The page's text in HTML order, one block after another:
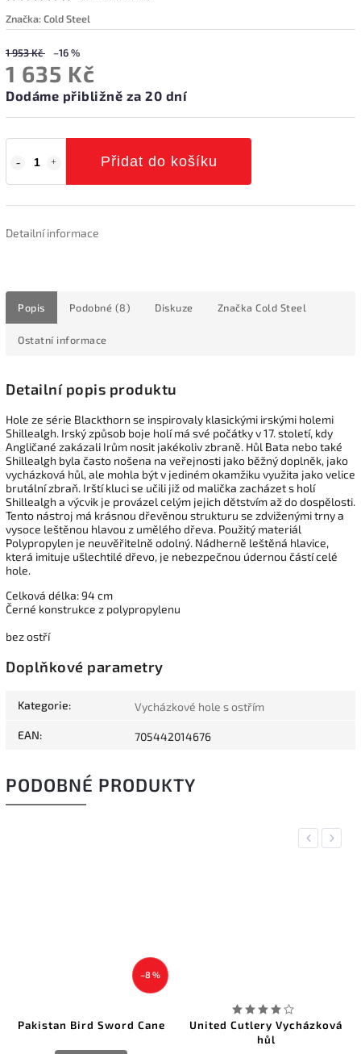
Značka:Cold Steel
1 953 Kč –16 %
1 635 Kč
Dodáme přibližně za 20 dní
Přidat do košíku
Detailní informace
Popis Podobné (8) Diskuze Značka Cold Steel
Ostatní informace
Detailní popis produktu
Hole ze série Blackthorn se inspirovaly klasickými irskými holemi
Shillealgh. Irský způsob boje holí má své počátky v 17. století, kdy
Angličané zakázali Irům nosit jakékoliv zbraně. Hůl Bata nebo také
Shillealgh byla často nošena na veřejnosti jako běžný doplněk, jako
vycházková hůl, ale mohla být v jediném okamžiku využita jako velice
brutální zbraň. Irští kluci se učili již od malička zacházet s holí
Shillealgh a výcvik je provázel celým jejich dětstvím až do dospělosti.
Tento nástroj má krásnou dřevěnou strukturu se zdviženými trny a
vysoce leštěnou hlavou z umělého dřeva. Použitý materiál
Polypropylen je neuvěřitelně odolný. Nádherně leštěná hlavice,
která imituje ušlechtilé dřevo, je nebezpečnou údernou částí celé
hole.
Celková délka: 94 cm
Černé konstrukce z polypropylenu
bez ostří
Doplňkové parametry
Kategorie: Vycházkové hole s ostřím
EAN: 705442014676
PODOBNÉ PRODUKTY
Previous
Cane
United Cutlery Vycházková
Cold Steel Heavy
Next